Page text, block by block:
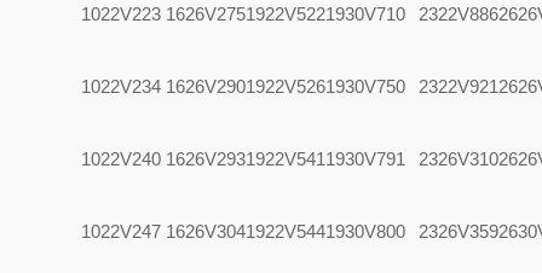
1022V223 1626V2751922V5221930V710 2322V886
1022V234 1626V2901922V5261930V750 2322V921
1022V240 1626V2931922V5411930V791 2326V310
1022V247 1626V3041922V5441930V800 2326V359